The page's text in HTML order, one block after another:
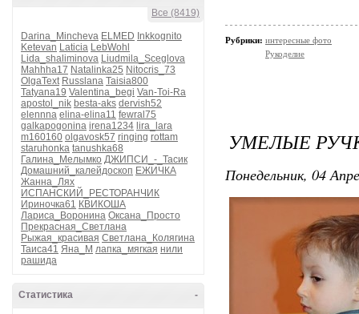
Все (8419)
Darina_Mincheva ELMED Inkkognito
Ketevan Laticia LebWohl
Lida_shaliminova Liudmila_Sceglova
Mahhha17 Natalinka25 Nitocris_73
OlgaText Russlana Taisia800
Tatyana19 Valentina_begi Van-Toi-Ra
apostol_nik besta-aks dervish52
elennna elina-elina11 fewral75
galkapogonina irena1234 lira_lara
m160160 olgavosk57 ringing rottam
staruhonka tanushka68
Галина_Мелымко ДЖИПСИ_-_Тасик
Домашний_калейдоскоп ЕЖИЧКА
Жанна_Лях
ИСПАНСКИЙ_РЕСТОРАНЧИК
Ириночка61 КВИКОША
Лариса_Воронина Оксана_Просто
Прекрасная_Светлана
Рыжая_красивая Светлана_Колягина
Таиса41 Яна_М лапка_мягкая нили
рашида
-
Статистика
Рубрики: интересные фото
Рукоделие
УМЕЛЫЕ
Понедельник, 04